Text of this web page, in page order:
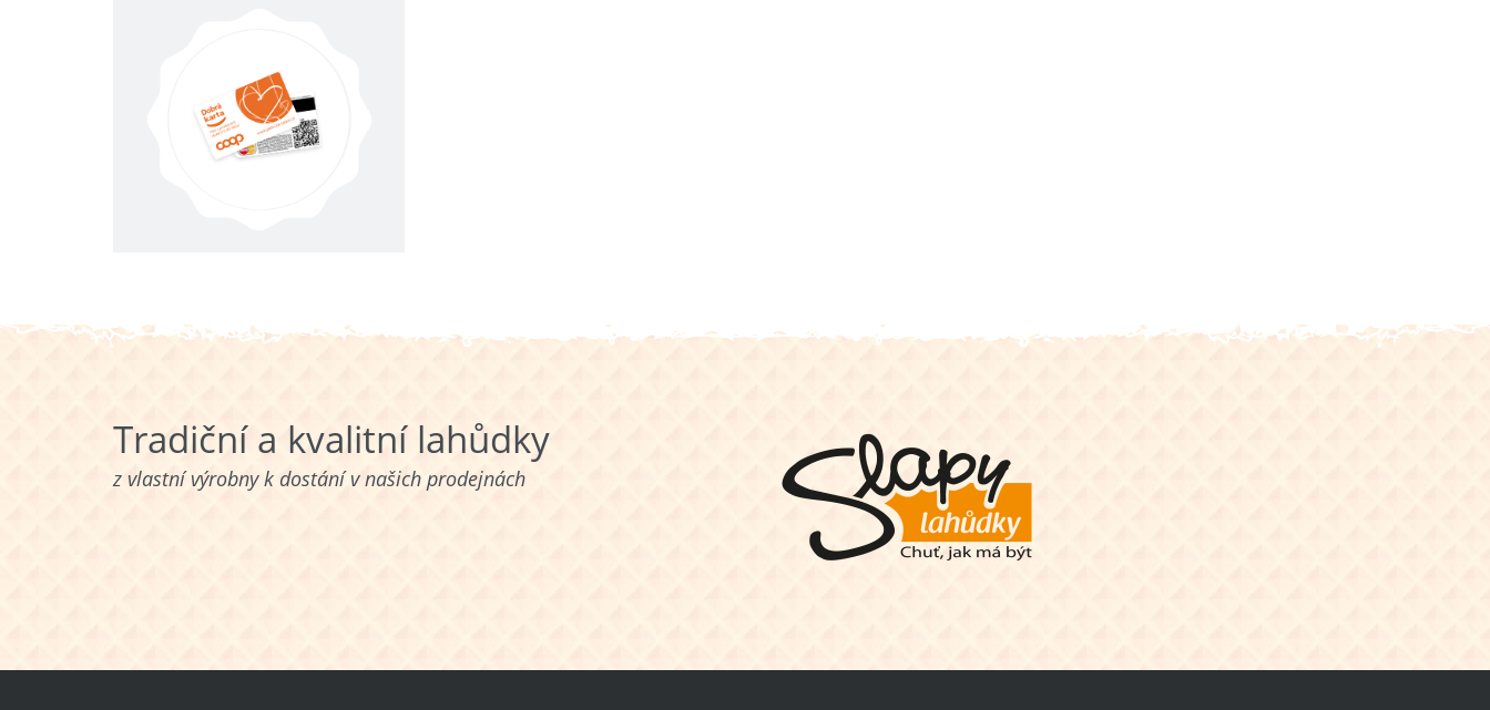
Tradiční a kvalitní lahůdky
z vlastní výrobny k dostání v našich prodejnách